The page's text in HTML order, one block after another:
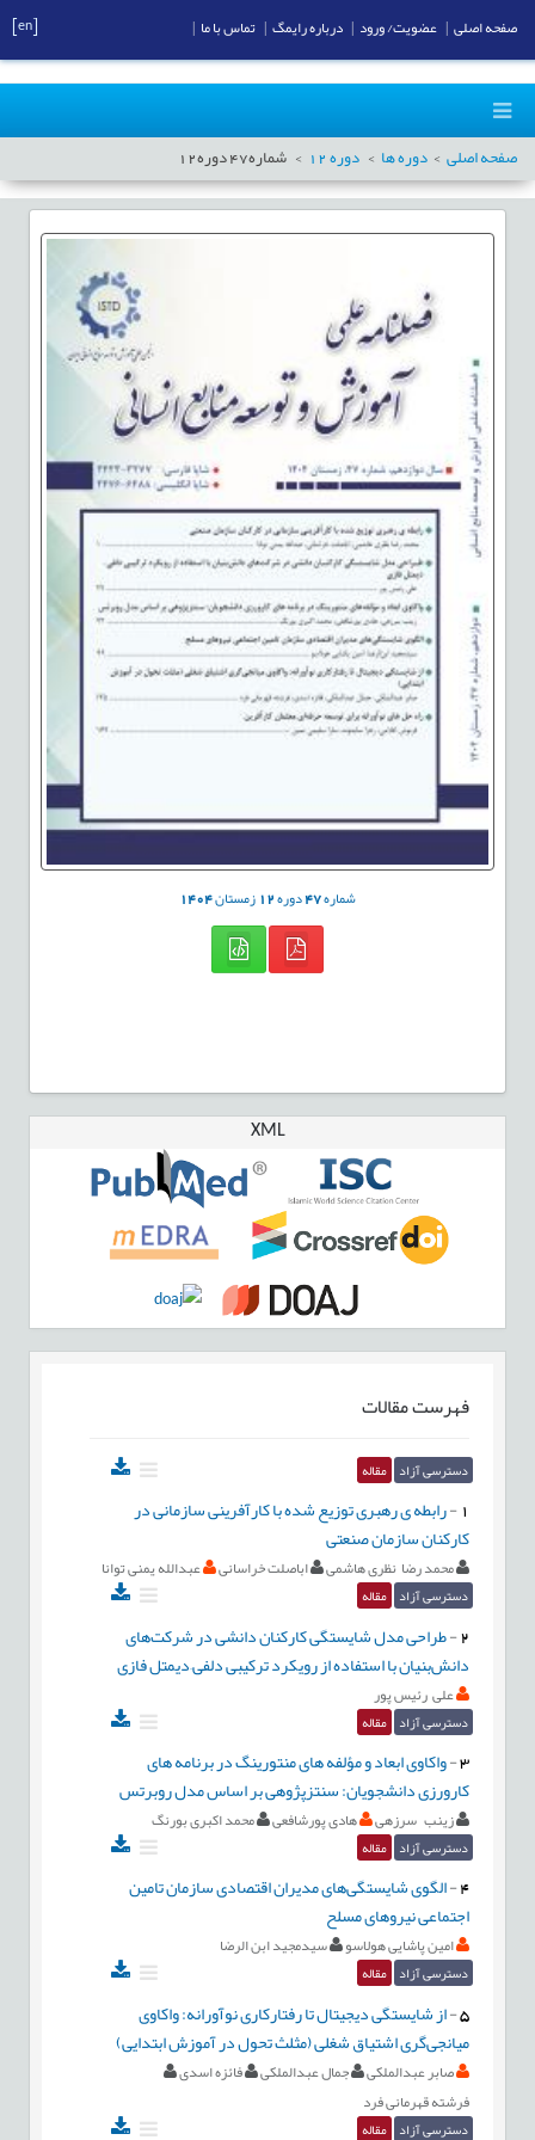
صفحه اصلی دوره ها دوره12 شماره47دوره12
شماره47دوره12 زمستان1404
XML
فهرست مقالات
دسترسی آزاد مقاله
-رابطه ی رهبری توزیع شده با کارآفرینی سازمانی در
کارکنان سازمان صنعتی
محمد رضا نظری هاشمی اباصلت خراسانی عبدالله یمنی توانا
دسترسی آزاد مقاله
2
-طراحی مدل شایستگی کارکنان دانشی در شرکت‌های
دانش‌بنیان با استفاده از رویکرد ترکیبی دلفی–دیمتل فازی
علی رئیس پور
دسترسی آزاد مقاله
3
-واکاوی ابعاد و مؤلفه های منتورینگ در برنامه های
کارورزی دانشجویان: سنتزپژوهی بر اساس مدل روبرتس
زینب سرزهی هادی پورشافعی محمد اکبری بورنگ
دسترسی آزاد مقاله
4
-الگوی شایستگی‌های مدیران اقتصادی سازمان تامین
اجتماعی نیروهای مسلح
امین پاشایی هولاسو سیدمجید ابن الرضا
دسترسی آزاد مقاله
5
-از شایستگی دیجیتال تا رفتارکاری نوآورانه: واکاوی
میانجی‌گری اشتیاق شغلی (مثلث تحول در آموزش ابتدایی)
صابر عبدالملکی جمال عبدالملکی
فائزه اسدی
فرشته قهرمانی فرد
دسترسی آزاد مقاله
صفحه اصلی عضویت/ ورود درباره رایمگ تماس با ما